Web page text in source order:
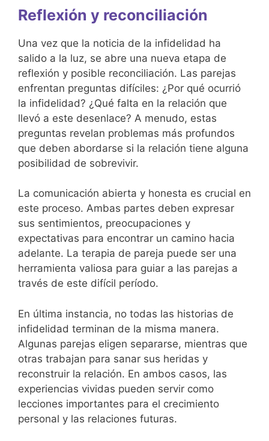
Reflexión y reconciliación
Una vez que la noticia de la infidelidad ha
salido a la luz, se abre una nueva etapa de
reflexión y posible reconciliación. Las parejas
enfrentan preguntas difíciles: ¿Por qué ocurrió
la infidelidad? ¿Qué falta en la relación que
llevó a este desenlace? A menudo, estas
preguntas revelan problemas más profundos
que deben abordarse si la relación tiene alguna
posibilidad de sobrevivir.
La comunicación abierta y honesta es crucial en
este proceso. Ambas partes deben expresar
sus sentimientos, preocupaciones y
expectativas para encontrar un camino hacia
adelante. La terapia de pareja puede ser una
herramienta valiosa para guiar a las parejas a
través de este difícil período.
En última instancia, no todas las historias de
infidelidad terminan de la misma manera.
Algunas parejas eligen separarse, mientras que
otras trabajan para sanar sus heridas y
reconstruir la relación. En ambos casos, las
experiencias vividas pueden servir como
lecciones importantes para el crecimiento
personal y las relaciones futuras.